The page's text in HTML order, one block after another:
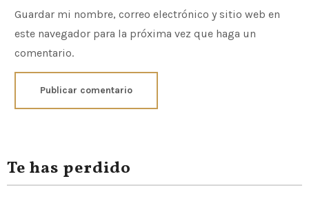
Guardar mi nombre, correo electrónico y sitio web en
este navegador para la próxima vez que haga un
comentario.
Te has perdido